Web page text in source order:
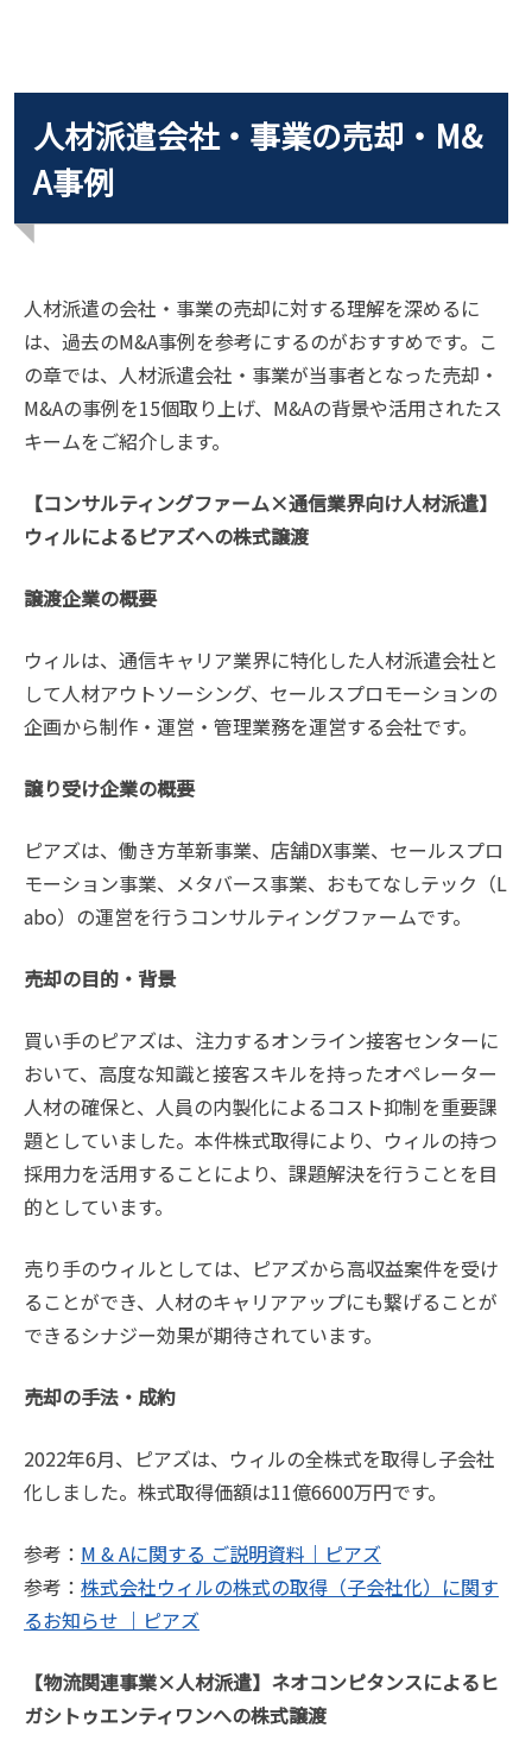
人材派遣会社・事業の売却・M&
A事例
人材派遣の会社・事業の売却に対する理解を深めるに
は、過去のM&A事例を参考にするのがおすすめです。こ
の章では、人材派遣会社・事業が当事者となった売却・
M&Aの事例を15個取り上げ、M&Aの背景や活用されたス
キームをご紹介します。
【コンサルティングファーム×通信業界向け人材派遣】
ウィルによるピアズへの株式譲渡
譲渡企業の概要
ウィルは、通信キャリア業界に特化した人材派遣会社と
して人材アウトソーシング、セールスプロモーションの
企画から制作・運営・管理業務を運営する会社です。
譲り受け企業の概要
ピアズは、働き方革新事業、店舗DX事業、セールスプロ
モーション事業、メタバース事業、おもてなしテック（L
abo）の運営を行うコンサルティングファームです。
売却の目的・背景
買い手のピアズは、注力するオンライン接客センターに
おいて、高度な知識と接客スキルを持ったオペレーター
人材の確保と、人員の内製化によるコスト抑制を重要課
題としていました。本件株式取得により、ウィルの持つ
採用力を活用することにより、課題解決を行うことを目
的としています。
売り手のウィルとしては、ピアズから高収益案件を受け
ることができ、人材のキャリアアップにも繋げることが
できるシナジー効果が期待されています。
売却の手法・成約
2022年6月、ピアズは、ウィルの全株式を取得し子会社
化しました。株式取得価額は11億6600万円です。
参考： M & Aに関する ご説明資料｜ピアズ
参考： 株式会社ウィルの株式の取得（子会社化）に関す
るお知らせ ｜ピアズ
【物流関連事業×人材派遣】ネオコンピタンスによるヒ
ガシトゥエンティワンへの株式譲渡